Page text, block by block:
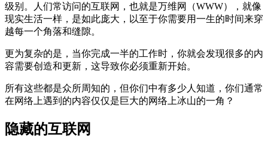
级别。人们常访问的互联网，也就是万维网（WWW），就像
现实生活一样，是如此庞大，以至于你需要用一生的时间来穿
越每一个角落和缝隙。
更为复杂的是，当你完成一半的工作时，你就会发现很多的内
容需要创造和更新，这导致你必须重新开始。
所有这些都是众所周知的，但你们中有多少人知道，你们通常
在网络上遇到的内容仅仅是巨大的网络上冰山的一角？
隐藏的互联网